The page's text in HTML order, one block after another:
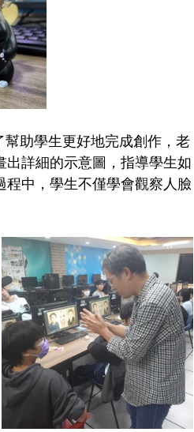
助學生更好地完成創作，老
詳細的示意圖，指導學生如
中，學生不僅學會觀察人臉